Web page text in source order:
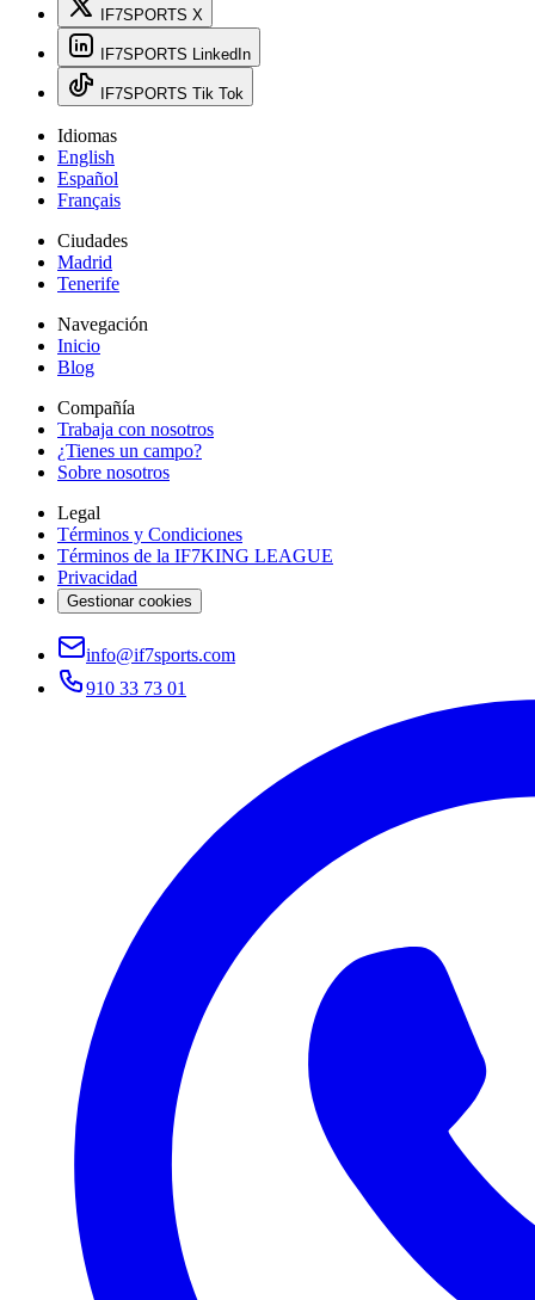
IF7SPORTS X
IF7SPORTS LinkedIn
IF7SPORTS Tik Tok
Idiomas
English
Español
Français
Ciudades
Madrid
Tenerife
Navegación
Inicio
Blog
Compañía
Trabaja con nosotros
¿Tienes un campo?
Sobre nosotros
Legal
Términos y Condiciones
Términos de la IF7KING LEAGUE
Privacidad
Gestionar cookies
info@if7sports.com
910 33 73 01